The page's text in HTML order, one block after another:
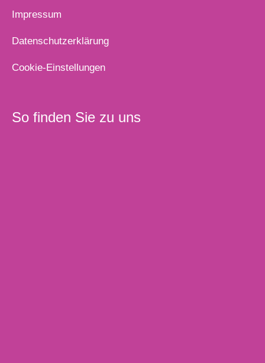
Impressum
Datenschutzerklärung
Cookie-Einstellungen
So finden Sie zu uns